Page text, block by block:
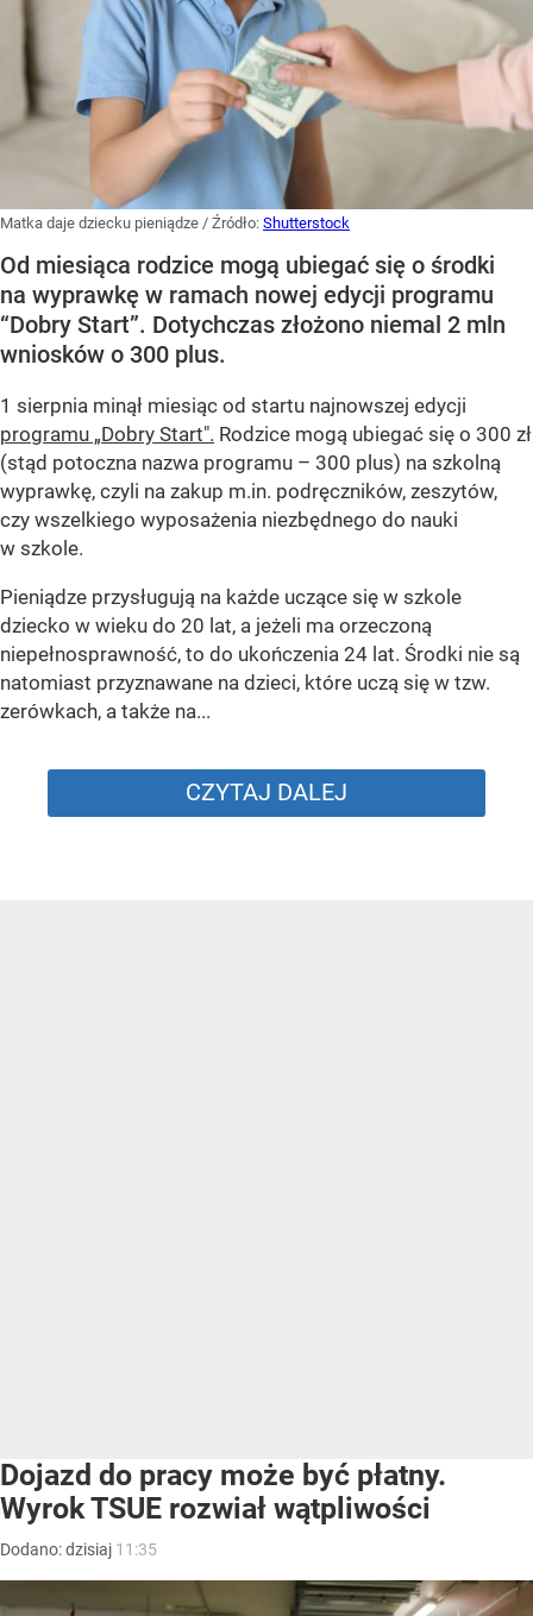
Matka daje dziecku pieniądze / Źródło: Shutterstock
Od miesiąca rodzice mogą ubiegać się o środki
na wyprawkę w ramach nowej edycji programu
“Dobry Start”. Dotychczas złożono niemal 2 mln
wniosków o 300 plus.
1 sierpnia minął miesiąc od startu najnowszej edycji
programu „Dobry Start". Rodzice mogą ubiegać się o 300 zł
(stąd potoczna nazwa programu – 300 plus) na szkolną
wyprawkę, czyli na zakup m.in. podręczników, zeszytów,
czy wszelkiego wyposażenia niezbędnego do nauki
w szkole.
Pieniądze przysługują na każde uczące się w szkole
dziecko w wieku do 20 lat, a jeżeli ma orzeczoną
niepełnosprawność, to do ukończenia 24 lat. Środki nie są
natomiast przyznawane na dzieci, które uczą się w tzw.
zerówkach, a także na...
CZYTAJ DALEJ
Dojazd do pracy może być płatny.
Wyrok TSUE rozwiał wątpliwości
Dodano:dzisiaj 11:35